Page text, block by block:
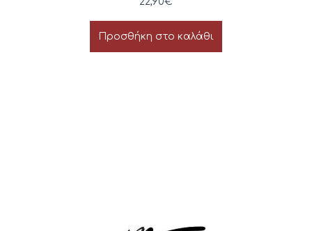
Προσθήκη στο καλάθι